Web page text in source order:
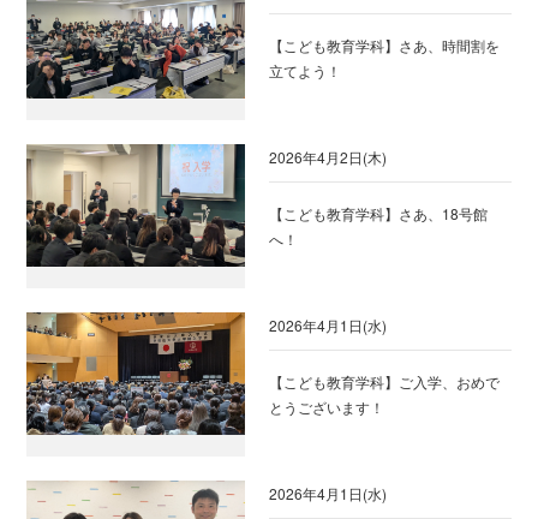
【こども教育学科】さあ、時間割を
立てよう！
2026年4月2日(木)
【こども教育学科】さあ、18号館
へ！
2026年4月1日(水)
【こども教育学科】ご入学、おめで
とうございます！
2026年4月1日(水)